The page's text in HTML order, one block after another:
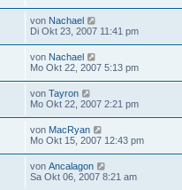
von Nachael
Di Okt 23, 2007 11:41 pm
von Nachael
Mo Okt 22, 2007 5:13 pm
von Tayron
Mo Okt 22, 2007 2:21 pm
von MacRyan
Mo Okt 15, 2007 12:43 pm
von Ancalagon
Sa Okt 06, 2007 8:21 am